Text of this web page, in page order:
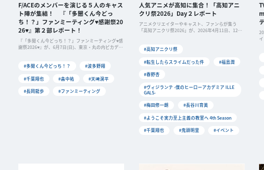
F/ACEのメンバーを演じる５人のキャス
ト陣が集結！ 『「多聞くん今どっ
ち！？」ファンミーティング♥感謝祭20
26♥』第２部レポート！
『「多聞くん今どっち！？」ファンミーティング♥感
謝祭2026♥』が、6月7日(日)、東京・丸の内ピカデリ
ークやスペ...
#多聞くん今どっち！？
#波多野翔
#千葉翔也
#畠中祐
#天﨑滉平
#長岡龍歩
#ファンミーティング
人気アニメが高知に集合！「高知アニ
クリ祭2026」Day２レポート
アニメクリエイターやキャスト、ファンらが集う
「高知アニクリ祭2026」が、2026年4月11日、12日
リエイター聖地プ...
#高知アニクリ祭
#転生したらスライムだった件
#福島潤
#春野杏
#ヴィジランテ -僕のヒーローアカデミア ILLE
GALS-
#梅田修一朗
#長谷川育美
#ようこそ実力至上主義の教室へ 4th Season
#千葉翔也
#鬼頭明里 #イベント